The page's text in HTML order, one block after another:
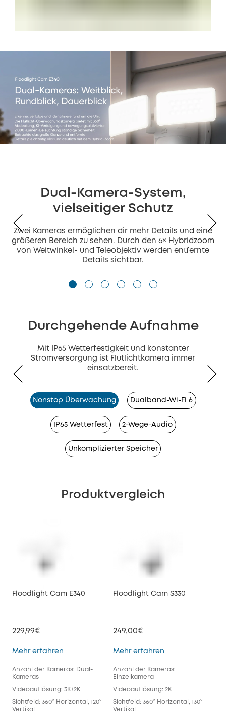
Dual-Kamera-System,
vielseitiger Schutz
Zwei Kameras ermöglichen dir mehr Details und eine
größeren Bereich zu sehen. Durch den 6× Hybridzoom
von Weitwinkel- und Teleobjektiv werden entfernte
Details sichtbar.
Durchgehende Aufnahme
Mit IP65 Wetterfestigkeit und konstanter
Stromversorgung ist Flutlichtkamera immer
einsatzbereit.
Nonstop Überwachung Dualband-Wi-Fi 6
IP65 Wetterfest 2-Wege-Audio
Unkomplizierter Speicher
Produktvergleich
Floodlight Cam E340
229,99€
Mehr erfahren Floodlight Cam E340
Anzahl der Kameras: Dual-
Kameras
Videoauflösung: 3K+2K
Sichtfeld: 360° Horizontal, 120°
Vertikal
Floodlight Cam S330
249,00€
Mehr erfahren
Anzahl der Kameras:
Einzelkamera
Videoauflösung: 2K
Sichtfeld: 360° Horizontal, 130°
Vertikal